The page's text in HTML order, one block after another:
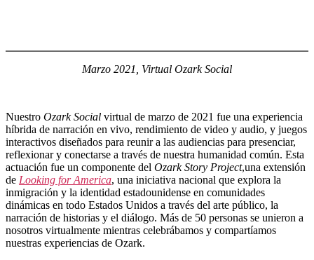
Marzo 2021, Virtual Ozark Social
Nuestro Ozark Social virtual de marzo de 2021 fue una experiencia
híbrida de narración en vivo, rendimiento de video y audio, y juegos
interactivos diseñados para reunir a las audiencias para presenciar,
reflexionar y conectarse a través de nuestra humanidad común. Esta
actuación fue un componente del Ozark Story Project,una extensión
de Looking for America, una iniciativa nacional que explora la
inmigración y la identidad estadounidense en comunidades
dinámicas en todo Estados Unidos a través del arte público, la
narración de historias y el diálogo. Más de 50 personas se unieron a
nosotros virtualmente mientras celebrábamos y compartíamos
nuestras experiencias de Ozark.